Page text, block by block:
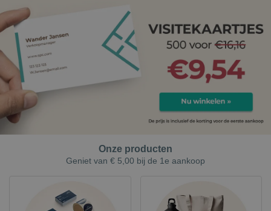
Onze producten
Geniet van € 5,00 bij de 1e aankoop